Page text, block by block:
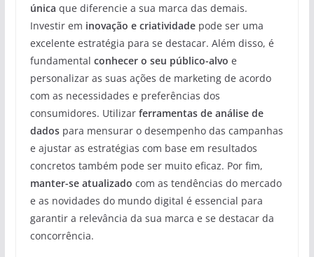
única que diferencie a sua marca das demais.
Investir em inovação e criatividadepode ser uma
excelente estratégia para se destacar. Além disso, é
fundamental conhecer o seu público-alvo e
personalizar as suas ações de marketing de acordo
com as necessidades e preferências dos
consumidores. Utilizar ferramentas de análise de
dadospara mensurar o desempenho das campanhas
e ajustar as estratégias com base em resultados
concretos também pode ser muito eficaz. Por fim,
manter-se atualizado com as tendências do mercado
e as novidades do mundo digital é essencial para
garantir a relevância da sua marca e se destacar da
concorrência.